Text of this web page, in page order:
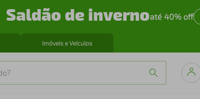
Saldão de invernoaté 40% off
Imóveis e Veículos